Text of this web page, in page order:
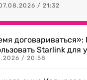
/ 21:32
Starlink для
/ 20:58